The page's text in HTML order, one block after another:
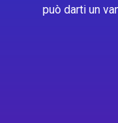
può darti un